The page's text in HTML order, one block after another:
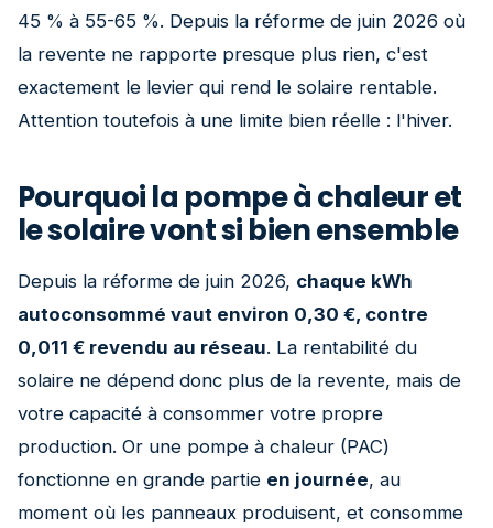
45 % à 55-65 %. Depuis la réforme de juin 2026 où
la revente ne rapporte presque plus rien, c'est
exactement le levier qui rend le solaire rentable.
Attention toutefois à une limite bien réelle : l'hiver.
Pourquoi la pompe à chaleur et
le solaire vont si bien ensemble
Depuis la réforme de juin 2026, chaque kWh
autoconsommé vaut environ 0,30 €, contre
0,011 € revendu au réseau. La rentabilité du
solaire ne dépend donc plus de la revente, mais de
votre capacité à consommer votre propre
production. Or une pompe à chaleur (PAC)
fonctionne en grande partie en journée, au
moment où les panneaux produisent, et consomme